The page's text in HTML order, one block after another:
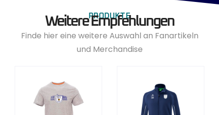
PRODUKTE
Weitere Empfehlungen
Finde hier eine weitere Auswahl an Fanartikeln
und Merchandise